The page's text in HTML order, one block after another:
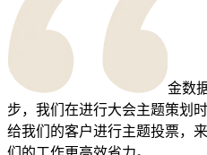
金数
步，我们在进行大会主题策划
给我们的客户进行主题投票，